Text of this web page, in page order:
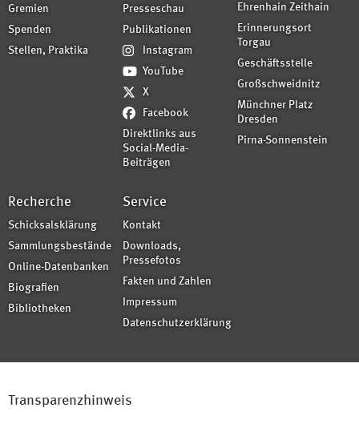
Gremien
Spenden
Stellen, Praktika
Presseschau
Publikationen
Instagram
YouTube
X
Facebook
Direktlinks aus
Social-Media-
Beiträgen
Ehrenhain Zeithain
Erinnerungsort
Torgau
Geschäftsstelle
Großschweidnitz
Münchner Platz
Dresden
Pirna-Sonnenstein
Recherche
Schicksalsklärung
Sammlungsbestände
Online-Datenbanken
Biografien
Bibliotheken
Service
Kontakt
Downloads,
Pressefotos
Fakten und Zahlen
Impressum
Datenschutzerklärung
Transparenzhinweis